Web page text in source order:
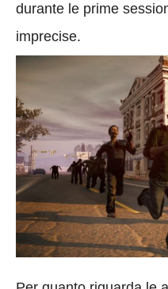
durante le prime
imprecise.